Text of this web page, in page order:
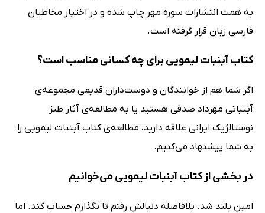
به همت انتشارات سوره مهر چاپ شده و در اختیار مخاطبان
فارسی زبان قرار گرفته است.
کتاب آبنبات لیمویی برای چه کسانی مناسب است؟
اگر شما هم از خوانندگان و دوست‌داران قدیمی مجموعه‌ی
آبنباتی مهرداد صدقی هستید یا به مطالعه‌ی آثار طنز
نوستالژیک ایرانی علاقه دارید، مطالعه‌ی کتاب آبنبات لیمویی را
به شما پیشنهاد می‌کنیم.
در بخشی از کتاب آبنبات لیمویی می‌خوانیم
امین بلند شد. بلافاصله دنبالش رفتم تا نگذارم حساب کند. اما